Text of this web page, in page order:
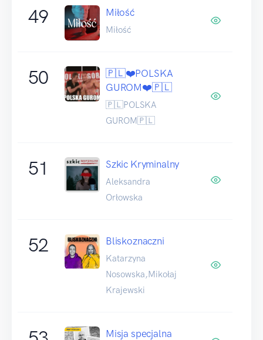
49 Miłość
Miłość
50
🇵🇱❤️POLSKA
GUROM❤️🇵🇱
🇵🇱POLSKA
GUROM🇵🇱
51 Szkic Kryminalny
Aleksandra
Orłowska
52 Bliskoznaczni
Katarzyna
Nosowska,Mikołaj
Krajewski
Misja specjalna